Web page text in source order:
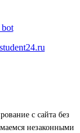
с сайта без
незаконными